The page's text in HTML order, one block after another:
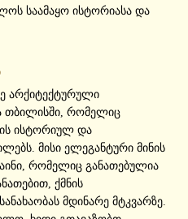
საამაყო ისტორიასა და
არქიტექტურული
თბილისში, რომელიც
ისტორიულ და
მისი ელეგანტური მინის
რომელიც განათებულია
ქმნის
მდინარე მტკვარზე.